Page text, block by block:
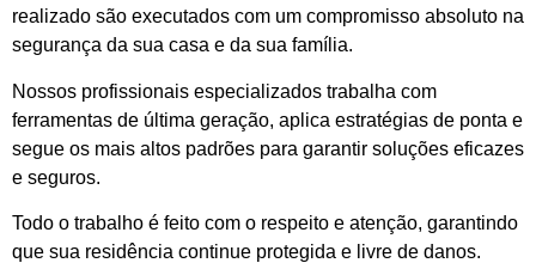
realizado são executados com um compromisso absoluto na
segurança da sua casa e da sua família.
Nossos profissionais especializados trabalha com
ferramentas de última geração, aplica estratégias de ponta e
segue os mais altos padrões para garantir soluções eficazes
e seguros.
Todo o trabalho é feito com o respeito e atenção, garantindo
que sua residência continue protegida e livre de danos.